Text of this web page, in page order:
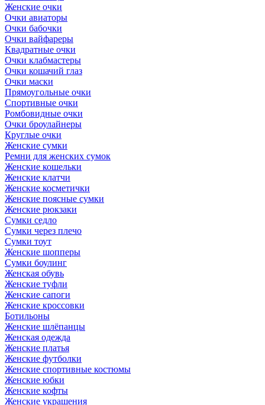
Женские очки
Очки авиаторы
Очки бабочки
Очки вайфареры
Квадратные очки
Очки клабмастеры
Очки кошачий глаз
Очки маски
Прямоугольные очки
Спортивные очки
Ромбовидные очки
Очки броулайнеры
Круглые очки
Женские сумки
Ремни для женских сумок
Женские кошельки
Женские клатчи
Женские косметички
Женские поясные сумки
Женские рюкзаки
Сумки седло
Сумки через плечо
Сумки тоут
Женские шопперы
Сумки боулинг
Женская обувь
Женские туфли
Женские сапоги
Женские кроссовки
Ботильоны
Женские шлёпанцы
Женская одежда
Женские платья
Женские футболки
Женские спортивные костюмы
Женские юбки
Женские кофты
Женские украшения